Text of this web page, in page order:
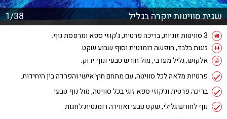
1/38 שגית סוויטות יוקרה בגליל
3 סוויטות זוגיות, בריכה פרטית, ג’קוזי ספא ומרפסת נוף.
זוגות בלבד, חופשה רומנטית וסוף שבוע שקט.
אלקוש, גליל מערבי, מול חורש טבעי ונוף ירוק.
פרטיות מלאה לכל סוויטה, עם מתחם חוץ אישי והפרדה בין היחידות.
בריכה פרטית וג׳קוזי ספא זוגי בכל סוויטה, מול נוף טבעי.
נוף לחורש גלילי, שקט טבעי ואווירה רומנטית לזוגות.